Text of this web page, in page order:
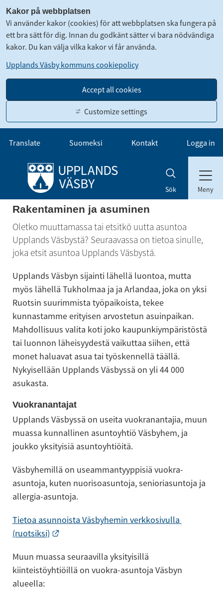
Kakor på webbplatsen
Vi använder kakor (cookies) för att webbplatsen ska fungera på
ett bra sätt för dig. Innan du godkänt sätter vi bara nödvändiga
kakor. Du kan välja vilka kakor vi får använda.
Upplands Väsby kommuns cookiepolicy
Accept all cookies
Customize settings
Gå till innehåll
Translate Suomeksi Kontakt Logga in
Sök Meny
Rakentaminen ja asuminen
Oletko muuttamassa tai etsitkö uutta asuntoa
Upplands Väsbystä? Seuraavassa on tietoa sinulle,
joka etsit asuntoa Upplands Väsbystä.
Upplands Väsbyn sijainti lähellä luontoa, mutta
myös lähellä Tukholmaa ja ja Arlandaa, joka on yksi
Ruotsin suurimmista työpaikoista, tekee
kunnastamme erityisen arvostetun asuinpaikan.
Mahdollisuus valita koti joko kaupunkiympäristöstä
tai luonnon läheisyydestä vaikuttaa siihen, että
monet haluavat asua tai työskennellä täällä.
Nykyisellään Upplands Väsbyssä on yli 44 000
asukasta.
Vuokranantajat
Upplands Väsbyssä on useita vuokranantajia, muun
muassa kunnallinen asuntoyhtiö Väsbyhem, ja
joukko yksityisiä asuntoyhtiöitä.
Väsbyhemillä on useammantyyppisiä vuokra-
asuntoja, kuten nuorisoasuntoja, senioriasuntoja ja
allergia-asuntoja.
Tietoa asunnoista Väsbyhemin verkkosivulla
(ruotsiksi)
Linkki toiselle sivustolle.
Muun muassa seuraavilla yksityisillä
kiinteistöyhtiöillä on vuokra-asuntoja Väsbyn
alueella: